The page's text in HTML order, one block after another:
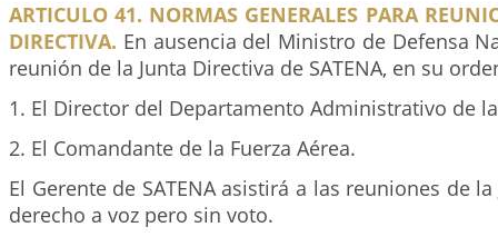
ARTICULO 41. NORMAS GENERALES PARA
DIRECTIVA. En ausencia del Ministro de Defensa
reunión de la Junta Directiva de SATENA, en su
1. El Director del Departamento Administrativo de
2. El Comandante de la Fuerza Aérea.
El Gerente de SATENA asistirá a las reuniones de
derecho a voz pero sin voto.